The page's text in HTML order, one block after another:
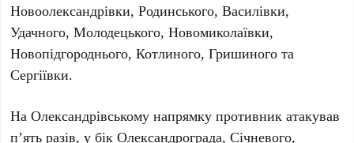
Новоолександрівки, Родинського, Василівки,
Удачного, Молодецького, Новомиколаївки,
Новопідгороднього, Котлиного, Гришиного та
Сергіївки.
На Олександрівському напрямку противник атакував
п’ять разів, у бік Олександрограда, Січневого,